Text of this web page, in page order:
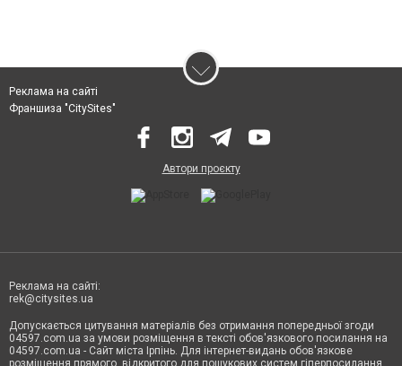
Реклама на сайті
Франшиза "CitySites"
Автори проєкту
Реклама на сайті:
rek@citysites.ua
Допускається цитування матеріалів без отримання попередньої згоди
04597.com.ua за умови розміщення в тексті обов'язкового посилання на
04597.com.ua - Сайт міста Ірпінь. Для інтернет-видань обов'язкове